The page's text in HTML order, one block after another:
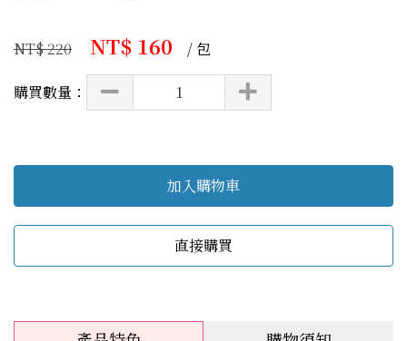
NT$ 220 NT$ 160 / 包
購買數量：
加入購物車
直接購買